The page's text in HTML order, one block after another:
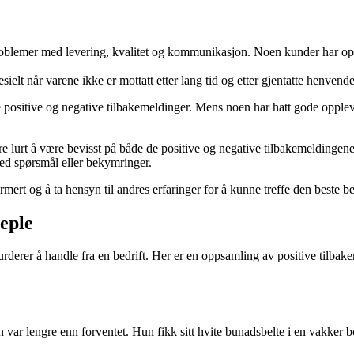
med levering, kvalitet og kommunikasjon. Noen kunder har
når varene ikke er mottatt etter lang tid og etter gjentatte
og negative tilbakemeldinger. Mens noen har hatt gode
å være bevisst på både de positive og negative
spørsmål eller bekymringer.
og å ta hensyn til andres erfaringer for å kunne treffe den beste
å handle fra en bedrift. Her er en oppsamling av positive
lengre enn forventet. Hun fikk sitt hvite bunadsbelte i en vakker